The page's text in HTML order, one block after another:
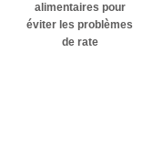
alimentaires pour
éviter les problèmes
de rate